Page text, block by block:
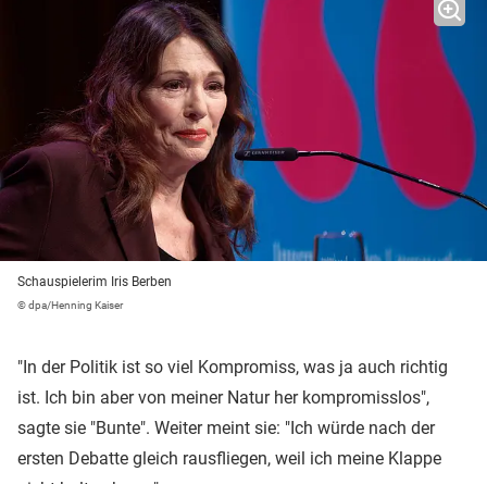
Schauspielerim Iris Berben
© dpa/Henning Kaiser
"In der Politik ist so viel Kompromiss, was ja auch richtig
ist. Ich bin aber von meiner Natur her kompromisslos",
sagte sie "Bunte". Weiter meint sie: "Ich würde nach der
ersten Debatte gleich rausfliegen, weil ich meine Klappe